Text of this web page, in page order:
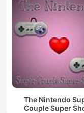
The Nintendo
Couple Super